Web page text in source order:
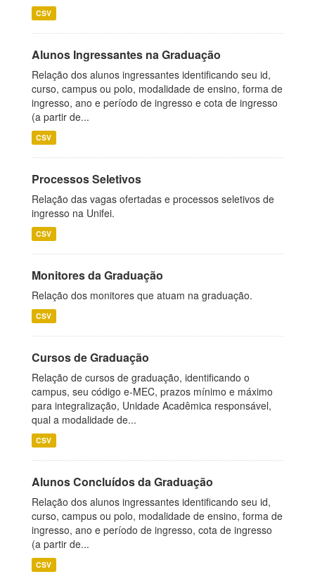
CSV
Alunos Ingressantes na Graduação
Relação dos alunos ingressantes identificando seu id,
curso, campus ou polo, modalidade de ensino, forma de
ingresso, ano e período de ingresso e cota de ingresso
(a partir de...
CSV
Processos Seletivos
Relação das vagas ofertadas e processos seletivos de
ingresso na Unifei.
CSV
Monitores da Graduação
Relação dos monitores que atuam na graduação.
CSV
Cursos de Graduação
Relação de cursos de graduação, identificando o
campus, seu código e-MEC, prazos mínimo e máximo
para integralização, Unidade Acadêmica responsável,
qual a modalidade de...
CSV
Alunos Concluídos da Graduação
Relação dos alunos ingressantes identificando seu id,
curso, campus ou polo, modalidade de ensino, forma de
ingresso, ano e período de ingresso, cota de ingresso
(a partir de...
CSV